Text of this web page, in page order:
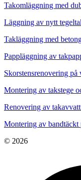
Takomläggning med
Läggning av nytt
Takläggning med
Pappläggning av
Skorstensrenovering
Montering av takstege
Renovering av
Montering av bandtäckt
© 2026